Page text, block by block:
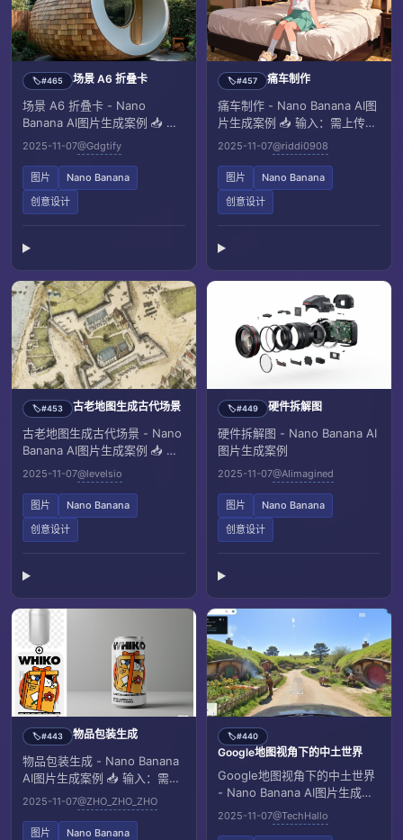
🏷️#465 场景 A6 折叠卡
场景 A6 折叠卡 - Nano
Banana AI图片生成案例 📥 输
入：需上传一张参考图像
2025-11-07@Gdgtify
图片
Nano Banana
创意设计
🏷️#457 痛车制作
痛车制作 - Nano Banana AI图
片生成案例 📥 输入：需上传一
张参考图像
2025-11-07@riddi0908
图片
Nano Banana
创意设计
🏷️#453 古老地图生成古代场景
古老地图生成古代场景 - Nano
Banana AI图片生成案例 📥 输
入：需上传一张古代的参考图
2025-11-07@levelsio
图片
Nano Banana
创意设计
🏷️#449 硬件拆解图
硬件拆解图 - Nano Banana AI
图片生成案例
2025-11-07@AIimagined
图片
Nano Banana
创意设计
🏷️#443 物品包装生成
物品包装生成 - Nano Banana
AI图片生成案例 📥 输入：需上
传一张物品参考图像和一张包
装参考图片
2025-11-07@ZHO_ZHO_ZHO
图片
Nano Banana
🏷️#440
Google地图视角下的中土世界
Google地图视角下的中土世界
- Nano Banana AI图片生成案
例
2025-11-07@TechHallo